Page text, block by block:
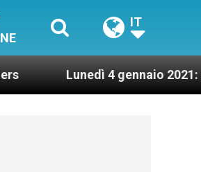
IT
2021: Possesso cardinalizio